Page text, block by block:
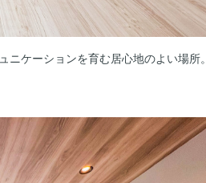
ニケーションを育む居心地のよい場所。